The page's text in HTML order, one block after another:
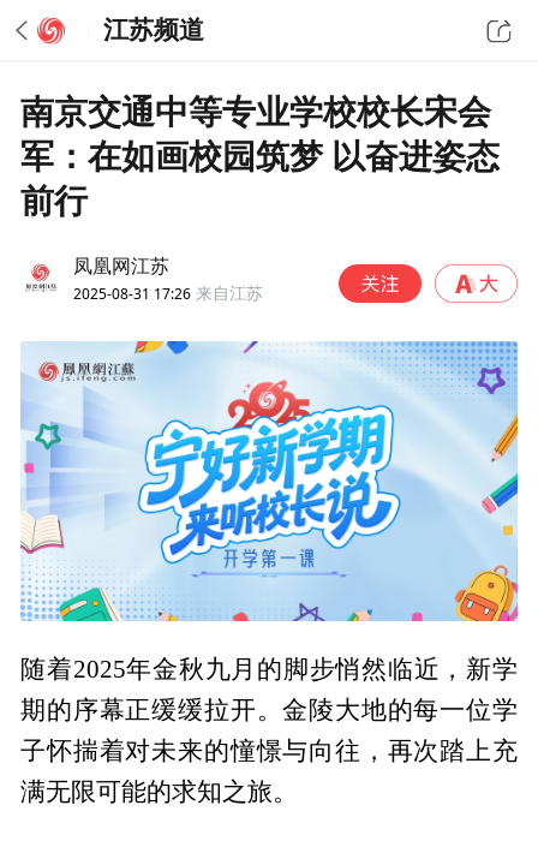
江苏频道
南京交通中等专业学校校长宋会
军：在如画校园筑梦 以奋进姿态
前行
凤凰网江苏
2025-08-31 17:26 来自江苏
随着2025年金秋九月的脚步悄然临近，新学
期的序幕正缓缓拉开。金陵大地的每一位学
子怀揣着对未来的憧憬与向往，再次踏上充
满无限可能的求知之旅。